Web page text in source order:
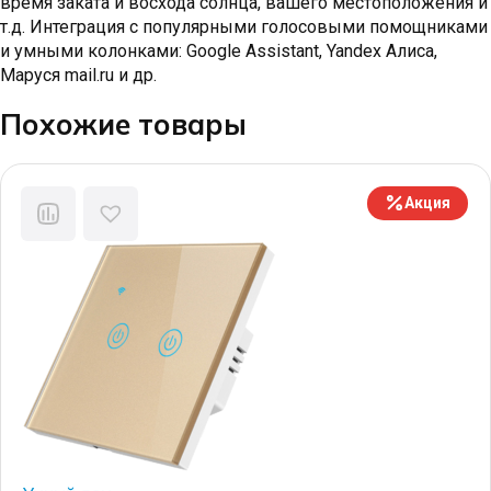
т.д. Интеграция с популярными голосовыми помощниками
и умными колонками: Google Assistant, Yandex Алиса,
Маруся mail.ru и др.
Похожие товары
Акция